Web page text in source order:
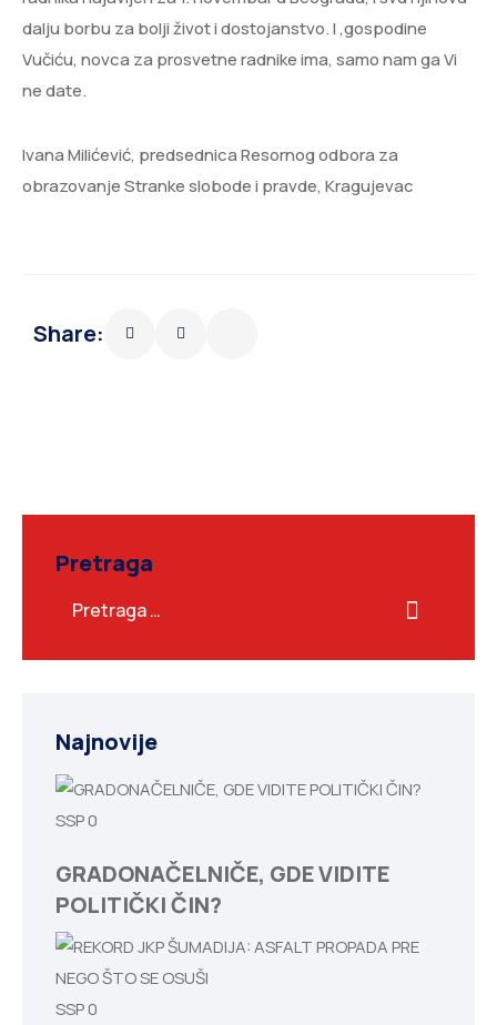
dalju borbu za bolji život i dostojanstvo. I ,gospodine
Vučiću, novca za prosvetne radnike ima, samo nam ga Vi
ne date.
Ivana Milićević, predsednica Resornog odbora za
obrazovanje Stranke slobode i pravde, Kragujevac
Share:
Pretraga
Najnovije
SSP0
GRADONAČELNIČE, GDE VIDITE
POLITIČKI ČIN?
SSP0